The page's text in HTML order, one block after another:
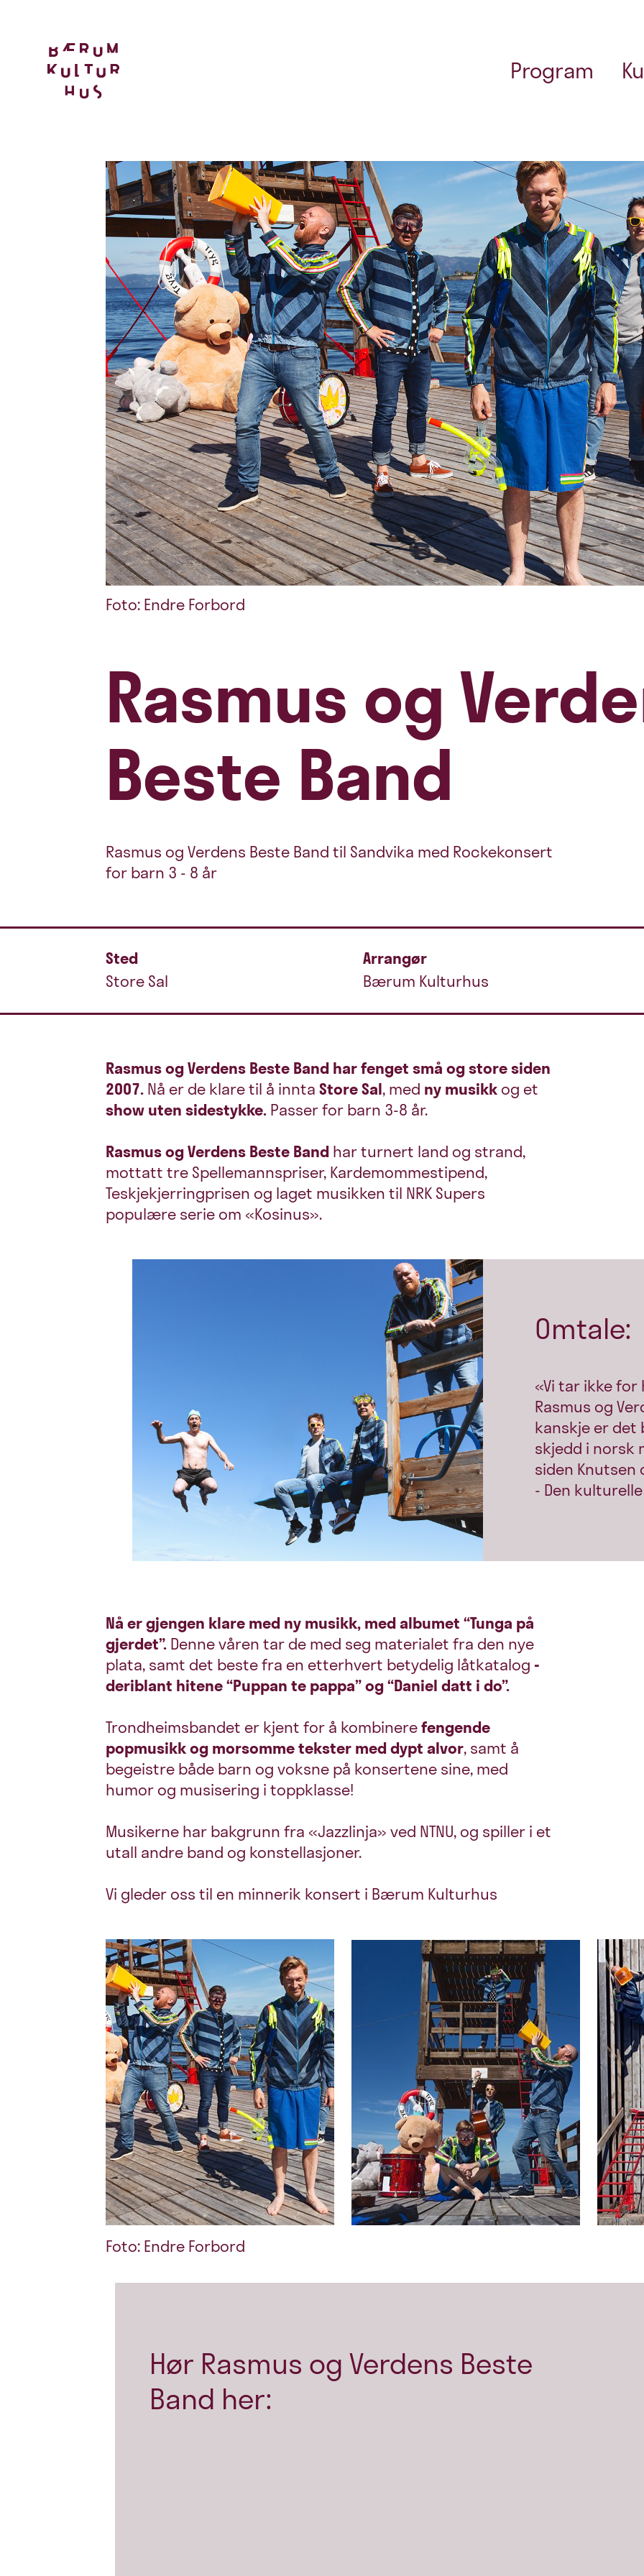
Program
Foto: Endre Forbord
Rasmus og
Beste Band
Rasmus og Verdens Beste Band til Sandvika med Rockekonsert
for barn 3 - 8 år
Sted
Store Sal
Arrangør
Bærum Kulturhus
Rasmus og Verdens Beste Band har fenget små og store siden
2007. Nå er de klare til å innta Store Sal, med ny musikkog et
show uten sidestykke. Passer for barn 3-8 år.
Rasmus og Verdens Beste Band har turnert land og strand,
mottatt tre Spellemannspriser, Kardemommestipend,
Teskjekjerringprisen og laget musikken til NRK Supers
populære serie om «Kosinus».
Omtale:
«Vi tar ikke
Rasmus og
kanskje er det
skjedd i norsk
siden
- Den
Nå er gjengen klare med ny musikk, med albumet “Tunga på
gjerdet”. Denne våren tar de med seg materialet fra den nye
plata, samt det beste fra en etterhvert betydelig låtkatalog -
deriblant hitene“Puppan te pappa” og “Daniel datt i do”.
Trondheimsbandet er kjent for å kombinerefengende
popmusikk og morsomme tekster med dypt alvor, samt å
begeistre både barn og voksne på konsertene sine, med
humor og musisering i toppklasse!
Musikerne har bakgrunn fra «Jazzlinja» ved NTNU, og spiller i et
utall andre band og konstellasjoner.
Vi gleder oss til en minnerik konsert i Bærum Kulturhus
Foto: Endre Forbord
Hør Rasmus og Verdens Beste
Band her: